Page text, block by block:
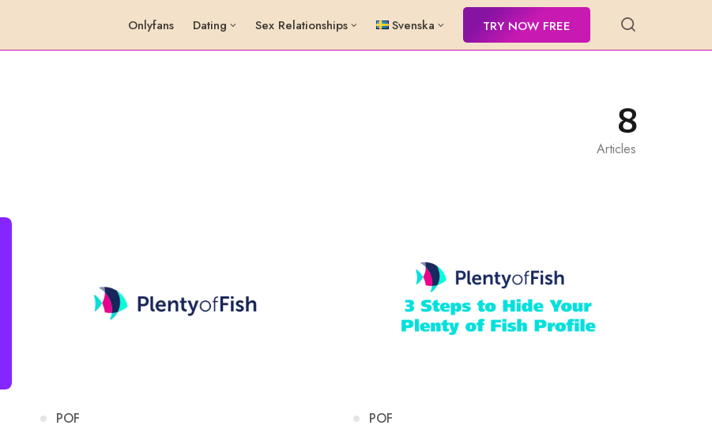
Onlyfans Dating Sex Relationships Svenska TRY NOW FREE
8
Articles
Category
POF Category
POF